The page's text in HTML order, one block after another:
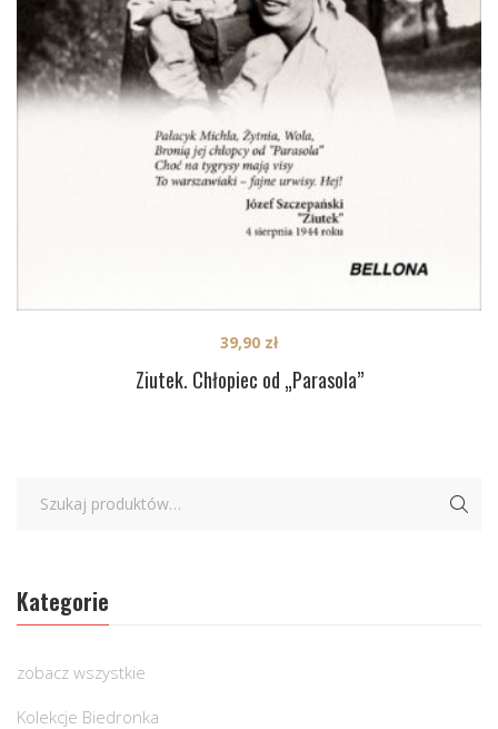
Ziutek. Chłopiec od „Parasola”
39,90 zł
Kategorie
zobacz wszystkie
Kolekcje Biedronka